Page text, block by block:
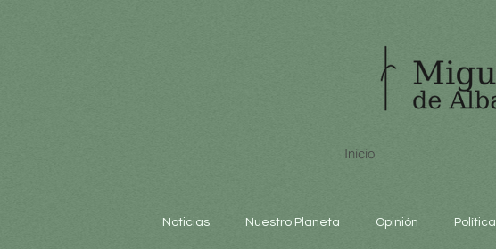
Inicio
Noticias Nuestro Planeta Opinión Política